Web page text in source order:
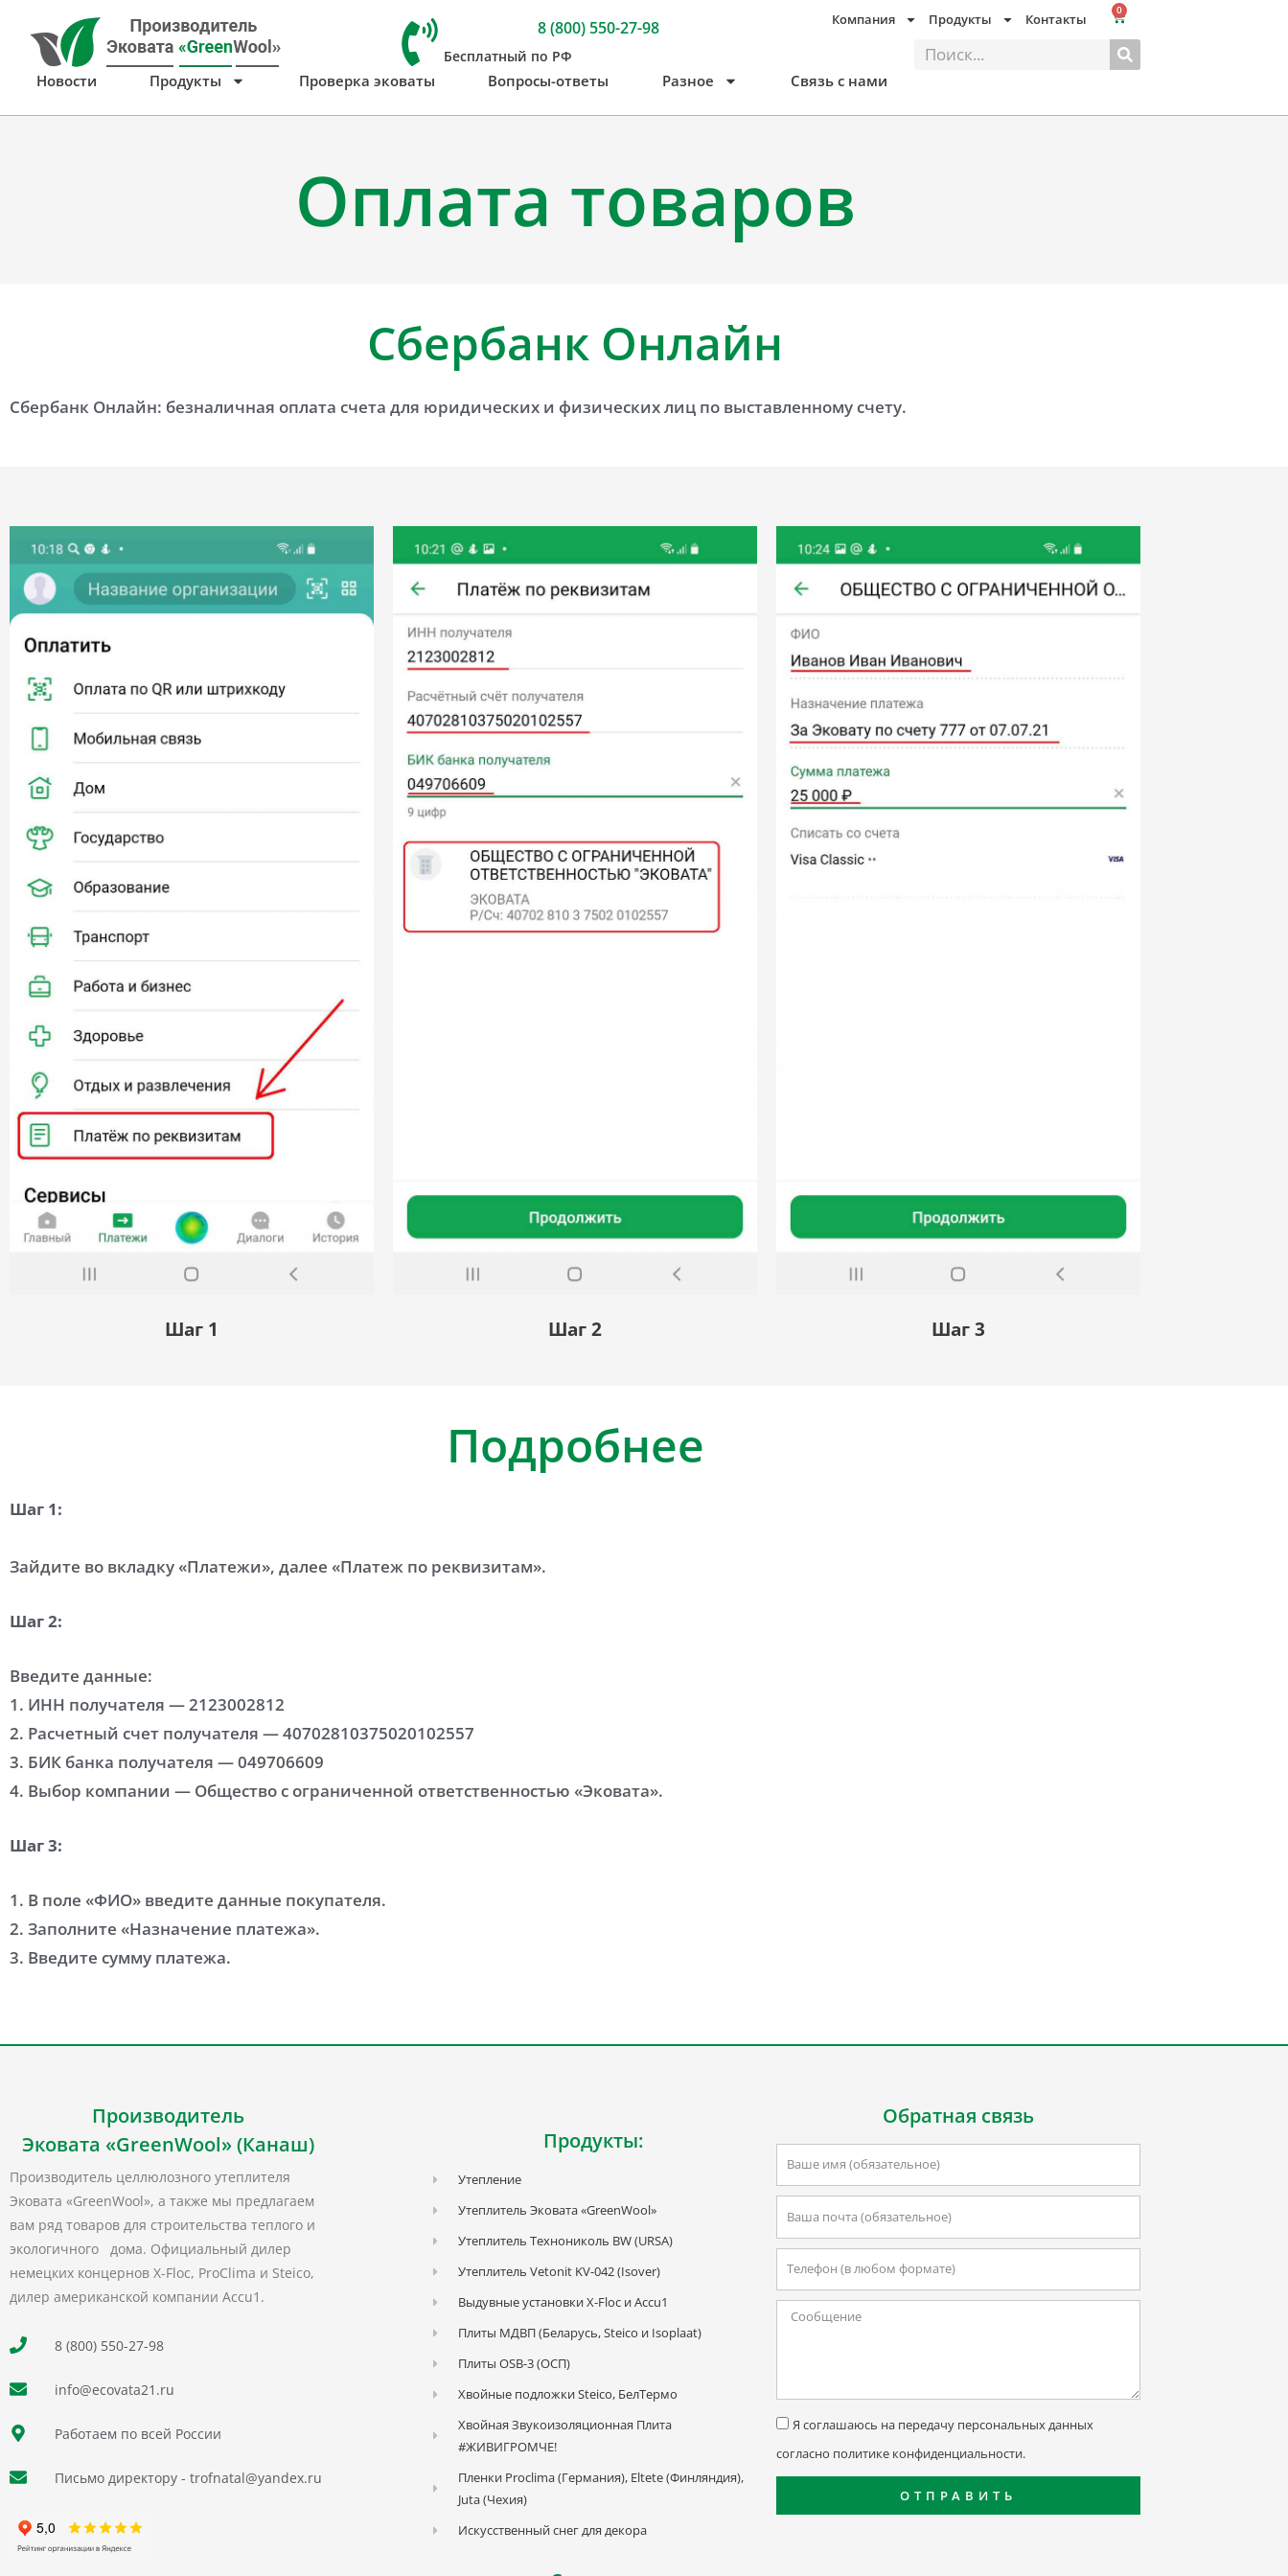
содержимому
8 (800) 550-27-98
Бесплатный по РФ
Компания Продукты Контакты
0
Корзина
Новости Продукты Проверка эковаты Вопросы-ответы Разное Связь с нами
Поиск
Оплата товаров
Сбербанк Онлайн
Сбербанк Онлайн: безналичная оплата счета для юридических и физических лиц по выставленному счету.
Шаг 1 Шаг 2 Шаг 3
Подробнее
Шаг 1:
Зайдите во вкладку «Платежи», далее «Платеж по реквизитам».
Шаг 2:
Введите данные:
1. ИНН получателя — 2123002812
2. Расчетный счет получателя — 40702810375020102557
3. БИК банка получателя — 049706609
4. Выбор компании — Общество с ограниченной ответственностью «Эковата».
Шаг 3:
1. В поле «ФИО» введите данные покупателя.
2. Заполните «Назначение платежа».
3. Введите сумму платежа.
Производитель
Эковата «GreenWool» (Канаш)
Производитель целлюлозного утеплителя
Эковата «GreenWool», а также мы предлагаем
вам ряд товаров для строительства теплого и
экологичного дома. Официальный дилер
немецких концернов X-Floc, ProClima и Steico,
дилер американской компании Accu1.
8 (800) 550-27-98
info@ecovata21.ru
Работаем по всей России
Письмо директору - trofnatal@yandex.ru
Продукты:
Утепление
Утеплитель Эковата «GreenWool»
Утеплитель Технониколь BW (URSA)
Утеплитель Vetonit KV-042 (Isover)
Выдувные установки X-Floc и Accu1
Плиты МДВП (Беларусь, Steico и Isoplaat)
Плиты OSB-3 (ОСП)
Хвойные подложки Steico, БелТермо
Хвойная Звукоизоляционная Плита
#ЖИВИГРОМЧЕ!
Пленки Proclima (Германия), Eltete (Финляндия),
Juta (Чехия)
Искусственный снег для декора
Обратная связь
Ваше
имя
Email
Телефон
Текстовая
Соглашение
Я соглашаюсь на передачу персональных данных
согласно политике конфиденциальности.
ОТПРАВИТЬ